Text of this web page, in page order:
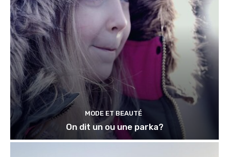
MODE ET BEAUTÉ
On dit un ou une parka?